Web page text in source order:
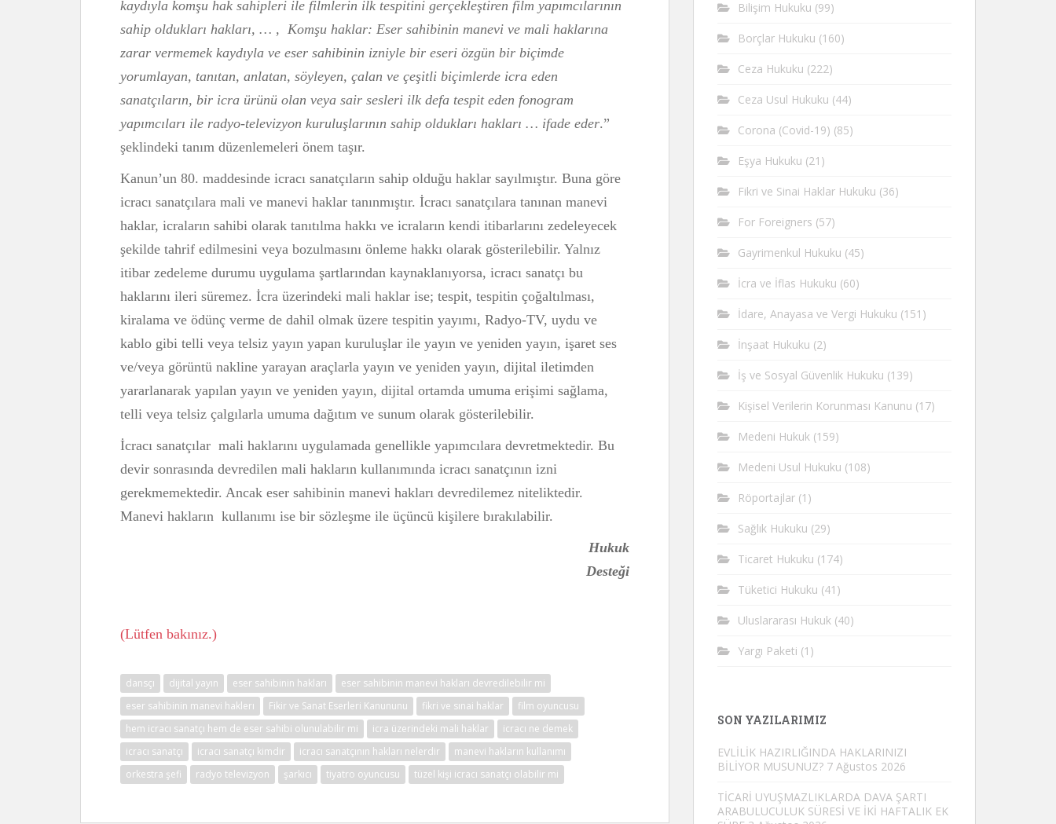
kaydıyla komşu hak sahipleri ile filmlerin ilk tespitini gerçekleştiren film yapımcılarının
sahip oldukları hakları, … , Komşu haklar: Eser sahibinin manevi ve mali haklarına
zarar vermemek kaydıyla ve eser sahibinin izniyle bir eseri özgün bir biçimde
yorumlayan, tanıtan, anlatan, söyleyen, çalan ve çeşitli biçimlerde icra eden
sanatçıların, bir icra ürünü olan veya sair sesleri ilk defa tespit eden fonogram
yapımcıları ile radyo-televizyon kuruluşlarının sahip oldukları hakları … ifade eder.”
şeklindeki tanım düzenlemeleri önem taşır.
Kanun’un 80. maddesinde icracı sanatçıların sahip olduğu haklar sayılmıştır. Buna göre
icracı sanatçılara mali ve manevi haklar tanınmıştır. İcracı sanatçılara tanınan manevi
haklar, icraların sahibi olarak tanıtılma hakkı ve icraların kendi itibarlarını zedeleyecek
şekilde tahrif edilmesini veya bozulmasını önleme hakkı olarak gösterilebilir. Yalnız
itibar zedeleme durumu uygulama şartlarından kaynaklanıyorsa, icracı sanatçı bu
haklarını ileri süremez. İcra üzerindeki mali haklar ise; tespit, tespitin çoğaltılması,
kiralama ve ödünç verme de dahil olmak üzere tespitin yayımı, Radyo-TV, uydu ve
kablo gibi telli veya telsiz yayın yapan kuruluşlar ile yayın ve yeniden yayın, işaret ses
ve/veya görüntü nakline yarayan araçlarla yayın ve yeniden yayın, dijital iletimden
yararlanarak yapılan yayın ve yeniden yayın, dijital ortamda umuma erişimi sağlama,
telli veya telsiz çalgılarla umuma dağıtım ve sunum olarak gösterilebilir.
İcracı sanatçılar mali haklarını uygulamada genellikle yapımcılara devretmektedir. Bu
devir sonrasında devredilen mali hakların kullanımında icracı sanatçının izni
gerekmemektedir. Ancak eser sahibinin manevi hakları devredilemez niteliktedir.
Manevi hakların kullanımı ise bir sözleşme ile üçüncü kişilere bırakılabilir.
Hukuk
Desteği
(Lütfen bakınız.)
dansçı dijital yayın eser sahibinin hakları
eser sahibinin manevi hakları devredilebilir mi
eser sahibinin manevi haklerı
Fikir ve Sanat Eserleri Kanununu fikri ve sınai haklar
film oyuncusu
hem icracı sanatçı hem de eser sahibi olunulabilir mi
icra üzerindeki mali haklar
icracı ne demek
icracı sanatçı
icracı sanatçı kimdir icracı sanatçının hakları nelerdir
manevi hakların kullanımı
orkestra şefi
radyo televizyon şarkıcı tiyatro oyuncusu tüzel kişi icracı sanatçı olabilir mi
Bilişim Hukuku (99)
Borçlar Hukuku (160)
Ceza Hukuku (222)
Ceza Usul Hukuku (44)
Corona (Covid-19) (85)
Eşya Hukuku (21)
Fikri ve Sinai Haklar Hukuku (36)
For Foreigners (57)
Gayrimenkul Hukuku (45)
İcra ve İflas Hukuku (60)
İdare, Anayasa ve Vergi Hukuku (151)
İnşaat Hukuku (2)
İş ve Sosyal Güvenlik Hukuku (139)
Kişisel Verilerin Korunması Kanunu (17)
Medeni Hukuk (159)
Medeni Usul Hukuku (108)
Röportajlar (1)
Sağlık Hukuku (29)
Ticaret Hukuku (174)
Tüketici Hukuku (41)
Uluslararası Hukuk (40)
Yargı Paketi (1)
SON YAZILARIMIZ
EVLİLİK HAZIRLIĞINDA HAKLARINIZI
BİLİYOR MUSUNUZ? 7 Ağustos 2026
TİCARİ UYUŞMAZLIKLARDA DAVA ŞARTI
ARABULUCULUK SÜRESİ VE İKİ HAFTALIK EK